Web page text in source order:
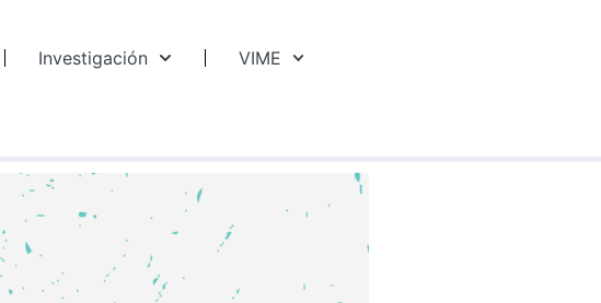
Investigación VIME